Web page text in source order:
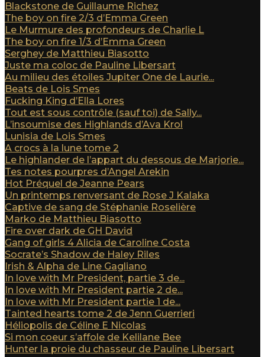
Blackstone de Guillaume Richez
The boy on fire 2/3 d’Emma Green
Le Murmure des profondeurs de Charlie L
The boy on fire 1/3 d’Emma Green
Serghey de Matthieu Biasotto
Juste ma coloc de Pauline Libersart
Au milieu des étoiles Jupiter One de Laurie...
Beats de Lois Smes
Fucking King d’Ella Lores
Tout est sous contrôle (sauf toi) de Sally...
L’insoumise des Highlands d’Ava Krol
Lunisia de Lois Smes
A crocs à la lune tome 2
Le highlander de l’appart du dessous de Marjorie...
Tes notes pourpres d’Angel Arekin
Hot Préquel de Jeanne Pears
Un printemps renversant de Rose J Kalaka
Captive de sang de Stéphanie Roselière
Marko de Matthieu Biasotto
Fire over dark de GH David
Gang of girls 4 Alicia de Caroline Costa
Socrate’s Shadow de Haley Riles
Irish & Alpha de Line Gagliano
In love with Mr President, partie 3 de...
In love with Mr President partie 2 de...
In love with Mr President partie 1 de...
Tainted hearts tome 2 de Jenn Guerrieri
Héliopolis de Céline E Nicolas
Si mon coeur s’affole de Kelilane Bee
Hunter la proie du chasseur de Pauline Libersart